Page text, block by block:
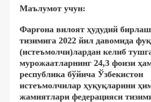
Маълумот учун:
Фарғона вилоят ҳудудий
тизимига 2022 йил давомида
(истеъмолчи)лардан келиб
мурожаатларнинг 24,3 фоизи
республика бўйича Ўзбекистон
истеъмолчилар ҳуқуқларини
жамиятлари федерацияси